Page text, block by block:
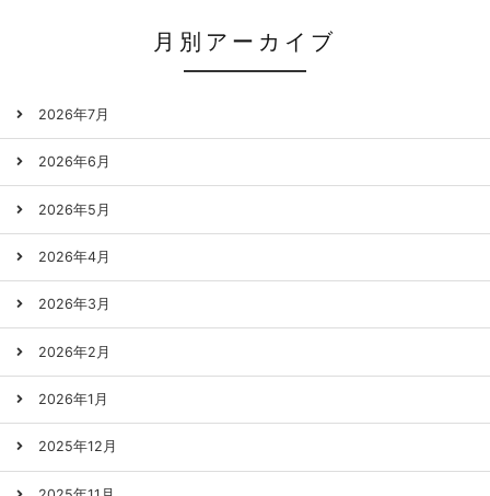
月別アーカイブ
2026年7月
2026年6月
2026年5月
2026年4月
2026年3月
2026年2月
2026年1月
2025年12月